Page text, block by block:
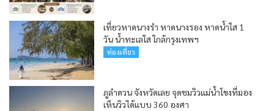
เที่ยวหาดนางรำ หาดนางรอง หาดน้ำใส 1
วัน น้ำทะเลใส ใกล้กรุงเทพฯ
ท่องเที่ยว
ภูลำดวน จังหวัดเลย จุดชมวิวแม่น้ำโขงที่มอง
เห็นวิวได้แบบ 360 องศา